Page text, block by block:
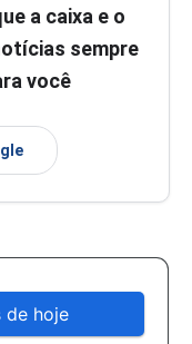
a caixa e o
sempre
você
de hoje